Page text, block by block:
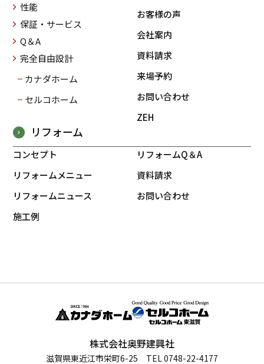
性能
保証・サービス
Q＆A
完全自由設計
カナダホーム
セルコホーム
お客様の声
会社案内
資料請求
来場予約
お問い合わせ
ZEH
リフォーム
コンセプト
リフォームメニュー
リフォームニュース
施工例
リフォームQ＆A
資料請求
お問い合わせ
株式会社奥野建興社
滋賀県東近江市栄町6-25 TEL 0748-22-4177